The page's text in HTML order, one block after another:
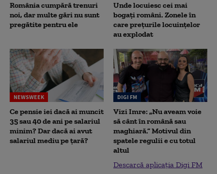
România cumpără trenuri
noi, dar multe gări nu sunt
pregătite pentru ele
Unde locuiesc cei mai
bogați români. Zonele în
care prețurile locuințelor
au explodat
NEWSWEEK
Ce pensie iei dacă ai muncit
35 sau 40 de ani pe salariul
minim? Dar dacă ai avut
salariul mediu pe țară?
DIGI FM
Vizi Imre: „Nu aveam voie
să cânt în română sau
maghiară.” Motivul din
spatele regulii e cu totul
altul
Descarcă aplicația Digi FM